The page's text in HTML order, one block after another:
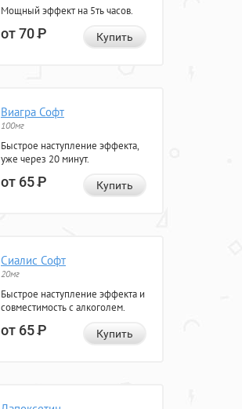
Мощный эффект на 5ть часов.
от 70Р Купить
Виагра Софт
100мг
Быстрое наступление эффекта,
уже через 20 минут.
от 65Р Купить
Сиалис Софт
20мг
Быстрое наступление эффекта и
совместимость с алкоголем.
от 65Р Купить